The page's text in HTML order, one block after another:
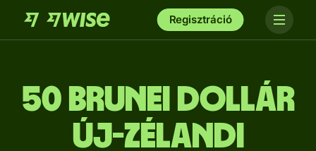
Regisztráció
50 brunei dollár
új-zélandi